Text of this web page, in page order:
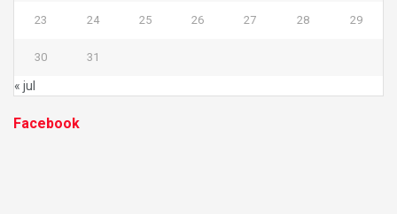
23 24 25 26 27 28 29
30 31
« jul
Facebook